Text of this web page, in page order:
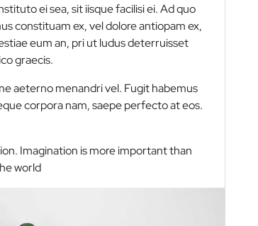
ei sea, sit iisque facilisi ei. Ad quo
constituam ex, vel dolore antiopam ex,
eum an, pri ut ludus deterruisset
graecis.
aeterno menandri vel. Fugit habemus
corpora nam, saepe perfecto at eos.
Imagination is more important than
world